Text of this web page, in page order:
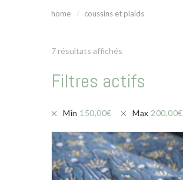
home coussins et plaids
7 résultats affichés
Filtres actifs
Min 150,00€ Max 200,00€